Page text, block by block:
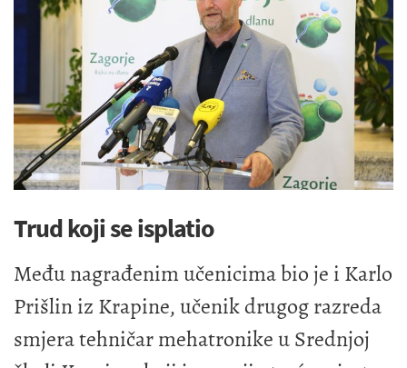
Trud koji se isplatio
Među nagrađenim učenicima bio je i Karlo
Prišlin iz Krapine, učenik drugog razreda
smjera tehničar mehatronike u Srednjoj